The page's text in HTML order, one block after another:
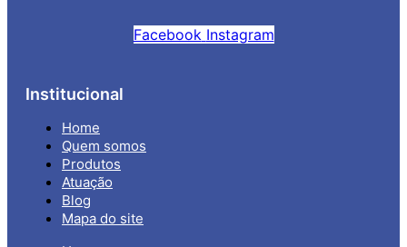
Facebook Instagram
Institucional
Home
Quem somos
Produtos
Atuação
Blog
Mapa do site